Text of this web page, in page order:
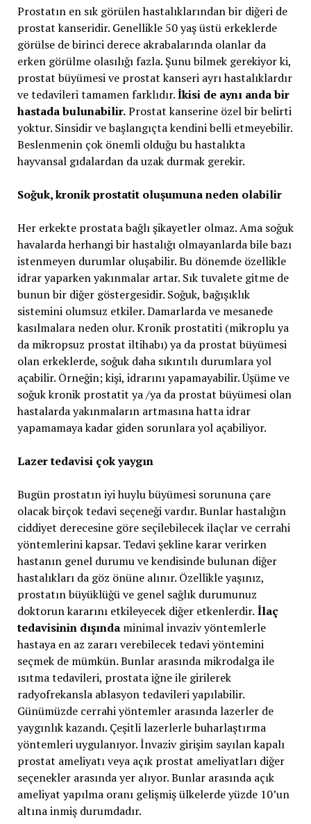
Prostatın en sık görülen hastalıklarından bir diğeri de
prostat kanseridir. Genellikle 50 yaş üstü erkeklerde
görülse de birinci derece akrabalarında olanlar da
erken görülme olasılığı fazla. Şunu bilmek gerekiyor ki,
prostat büyümesi ve prostat kanseri ayrı hastalıklardır
ve tedavileri tamamen farklıdır.İkisi de aynı anda bir
hastada bulunabilir.Prostat kanserine özel bir belirti
yoktur. Sinsidir ve başlangıçta kendini belli etmeyebilir.
Beslenmenin çok önemli olduğu bu hastalıkta
hayvansal gıdalardan da uzak durmak gerekir.
Soğuk, kronik prostatit oluşumuna neden olabilir
Her erkekte prostata bağlı şikayetler olmaz. Ama soğuk
havalarda herhangi bir hastalığı olmayanlarda bile bazı
istenmeyen durumlar oluşabilir. Bu dönemde özellikle
idrar yaparken yakınmalar artar. Sık tuvalete gitme de
bunun bir diğer göstergesidir. Soğuk, bağışıklık
sistemini olumsuz etkiler. Damarlarda ve mesanede
kasılmalara neden olur. Kronik prostatiti (mikroplu ya
da mikropsuz prostat iltihabı) ya da prostat büyümesi
olan erkeklerde, soğuk daha sıkıntılı durumlara yol
açabilir. Örneğin; kişi, idrarını yapamayabilir. Üşüme ve
soğuk kronik prostatit ya /ya da prostat büyümesi olan
hastalarda yakınmaların artmasına hatta idrar
yapamamaya kadar giden sorunlara yol açabiliyor.
Lazer tedavisi çok yaygın
Bugün prostatın iyi huylu büyümesi sorununa çare
olacak birçok tedavi seçeneği vardır. Bunlar hastalığın
ciddiyet derecesine göre seçilebilecek ilaçlar ve cerrahi
yöntemlerini kapsar. Tedavi şekline karar verirken
hastanın genel durumu ve kendisinde bulunan diğer
hastalıkları da göz önüne alınır. Özellikle yaşınız,
prostatın büyüklüğü ve genel sağlık durumunuz
doktorun kararını etkileyecek diğer etkenlerdir. İlaç
tedavisinin dışında minimal invaziv yöntemlerle
hastaya en az zararı verebilecek tedavi yöntemini
seçmek de mümkün. Bunlar arasında mikrodalga ile
ısıtma tedavileri, prostata iğne ile girilerek
radyofrekansla ablasyon tedavileri yapılabilir.
Günümüzde cerrahi yöntemler arasında lazerler de
yaygınlık kazandı. Çeşitli lazerlerle buharlaştırma
yöntemleri uygulanıyor. İnvaziv girişim sayılan kapalı
prostat ameliyatı veya açık prostat ameliyatları diğer
seçenekler arasında yer alıyor. Bunlar arasında açık
ameliyat yapılma oranı gelişmiş ülkelerde yüzde 10’un
altına inmiş durumdadır.